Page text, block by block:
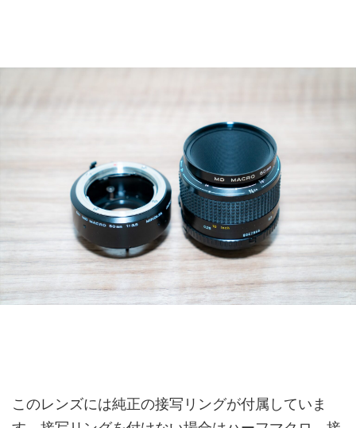
このレンズには純正の接写リングが付属していま